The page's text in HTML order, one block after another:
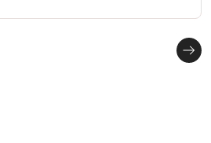
via Anguillarese.